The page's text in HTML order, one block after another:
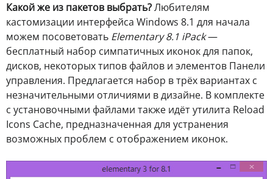
Какой же из пакетов выбрать?Любителям
кастомизации интерфейса Windows 8.1 для начала
можем посоветовать Elementary 8.1 iPack—
бесплатный набор симпатичных иконок для папок,
дисков, некоторых типов файлов и элементов Панели
управления. Предлагается набор в трёх вариантах с
незначительными отличиями в дизайне. В комплекте
с установочными файлами также идёт утилита Reload
Icons Cache, предназначенная для устранения
возможных проблем с отображением иконок.